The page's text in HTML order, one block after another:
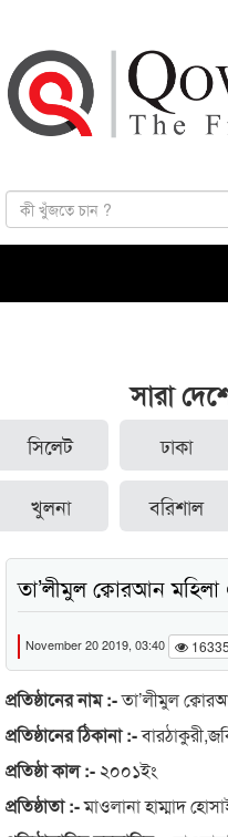
সারা
সিলেট ঢাকা
খুলনা বরিশাল
তা’লীমুল ক্বোরআন
November 20 2019, 03:40
প্রতিষ্ঠানের নাম :-তা’লীমুল
প্রতিষ্ঠানের ঠিকানা :-
প্রতিষ্ঠা কাল :- ২০০১ইং
প্রতিষ্ঠাতা :-মাওলানা হাম্মাদ